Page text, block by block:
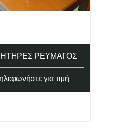
ΡΕΎΜΑΤΟΣ
για τιμή